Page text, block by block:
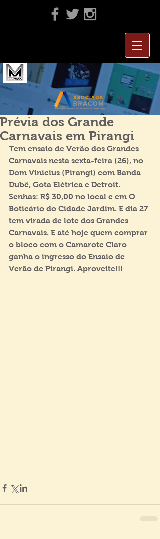
Prévia dos Grande
Carnavais em Pirangi
Tem ensaio de Verão dos Grandes
Carnavais nesta sexta-feira (26), no
Dom Vinicius (Pirangi) com Banda
Dubê, Gota Elétrica e Detroit.
Senhas: R$ 30,00 no local e em O
Boticário do Cidade Jardim. E dia 27
tem virada de lote dos Grandes
Carnavais. E até hoje quem comprar
o bloco com o Camarote Claro
ganha o ingresso do Ensaio de
Verão de Pirangi. Aproveite!!!